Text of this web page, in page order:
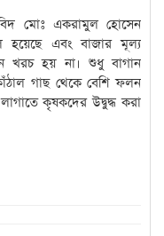
মোঃ একরামুল হোসেন
এবং বাজার মূল্য
খরচ হয় না। শুধু বাগান
গাছ থেকে বেশি ফলন
কৃষকদের উদ্বুদ্ধ করা